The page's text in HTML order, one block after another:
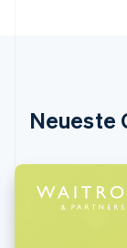
Neueste
English
English
Luxemburg